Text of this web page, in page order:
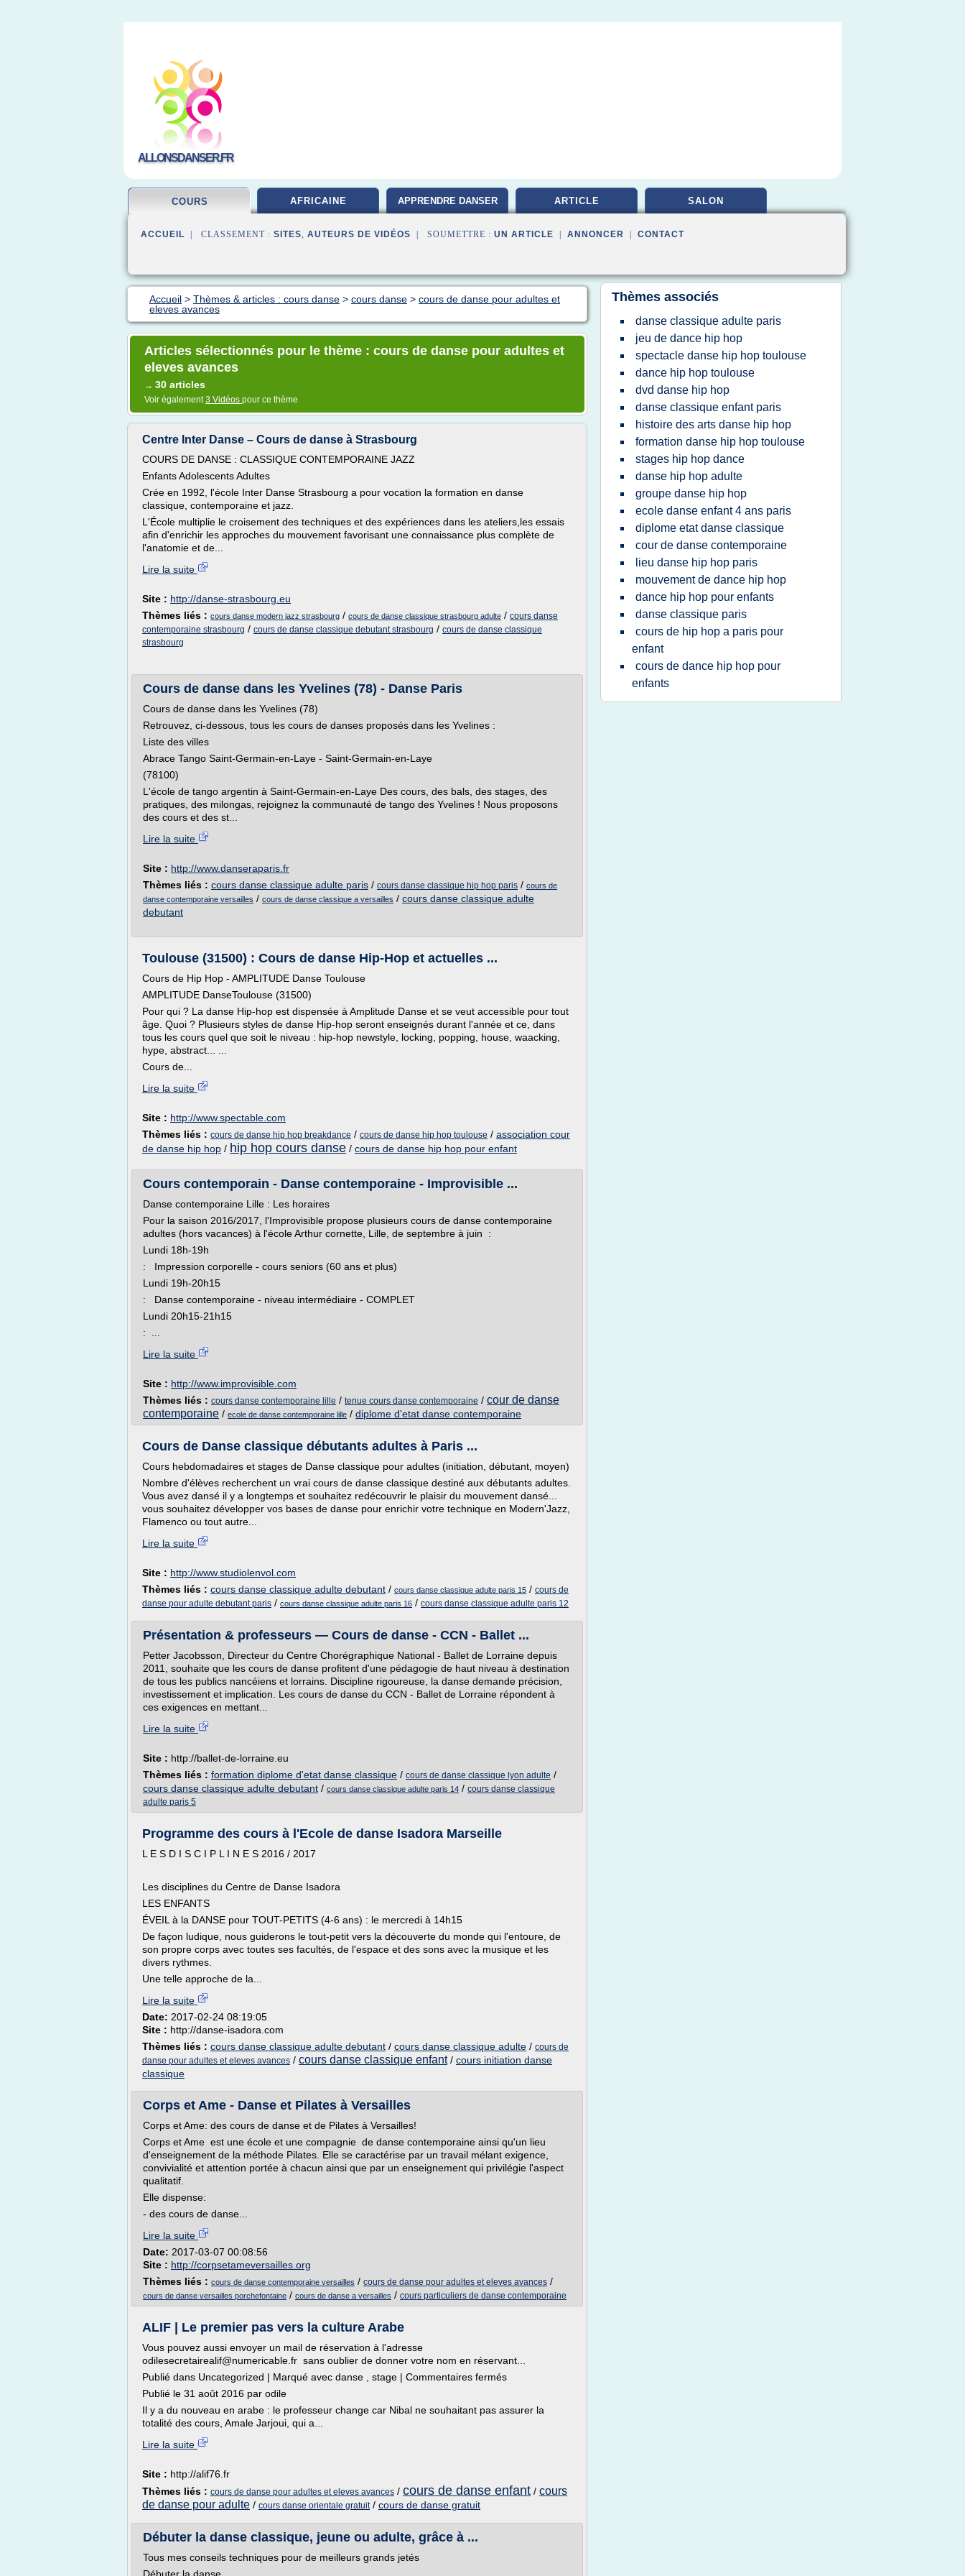
ALLONSDANSER.FR
COURS AFRICAINE APPRENDRE DANSER ARTICLE SALON
ACCUEIL | CLASSEMENT : SITES, AUTEURS DE VIDÉOS | SOUMETTRE : UN ARTICLE ANNONCER CONTACT
Accueil > Thèmes & articles : cours danse > cours danse > cours de danse pour adultes et
eleves avances
Articles sélectionnés pour le thème : cours de danse pour adultes et
eleves avances
→ 30 articles
Voir également3 Vidéos pour ce thème
Centre Inter Danse – Cours de danse à Strasbourg
COURS DE DANSE : CLASSIQUE CONTEMPORAINE JAZZ
Enfants Adolescents Adultes
Crée en 1992, l'école Inter Danse Strasbourg a pour vocation la formation en danse
classique, contemporaine et jazz.
L'École multiplie le croisement des techniques et des expériences dans les ateliers,les essais
afin d'enrichir les approches du mouvement favorisant une connaissance plus complète de
l'anatomie et de...
Lire la suite
Site : http://danse-strasbourg.eu
Thèmes liés : cours danse modern jazz strasbourg / cours de danse classique strasbourg adulte / cours danse
contemporaine strasbourg / cours de danse classique debutant strasbourg / cours de danse classique
strasbourg
Cours de danse dans les Yvelines (78) - Danse Paris
Cours de danse dans les Yvelines (78)
Retrouvez, ci-dessous, tous les cours de danses proposés dans les Yvelines :
Liste des villes
Abrace Tango Saint-Germain-en-Laye - Saint-Germain-en-Laye
(78100)
L'école de tango argentin à Saint-Germain-en-Laye Des cours, des bals, des stages, des
pratiques, des milongas, rejoignez la communauté de tango des Yvelines ! Nous proposons
des cours et des st...
Lire la suite
Site : http://www.danseraparis.fr
Thèmes liés : cours danse classique adulte paris / cours danse classique hip hop paris / cours de
danse contemporaine versailles / cours de danse classique a versailles / cours danse classique adulte
debutant
Toulouse (31500) : Cours de danse Hip-Hop et actuelles ...
Cours de Hip Hop - AMPLITUDE Danse Toulouse
AMPLITUDE DanseToulouse (31500)
Pour qui ? La danse Hip-hop est dispensée à Amplitude Danse et se veut accessible pour tout
âge. Quoi ? Plusieurs styles de danse Hip-hop seront enseignés durant l'année et ce, dans
tous les cours quel que soit le niveau : hip-hop newstyle, locking, popping, house, waacking,
hype, abstract... ...
Cours de...
Lire la suite
Site : http://www.spectable.com
Thèmes liés : cours de danse hip hop breakdance / cours de danse hip hop toulouse / association cour
de danse hip hop / hip hop cours danse / cours de danse hip hop pour enfant
Cours contemporain - Danse contemporaine - Improvisible ...
Danse contemporaine Lille : Les horaires
Pour la saison 2016/2017, l'Improvisible propose plusieurs cours de danse contemporaine
adultes (hors vacances) à l'école Arthur cornette, Lille, de septembre à juin :
Lundi 18h-19h
: Impression corporelle - cours seniors (60 ans et plus)
Lundi 19h-20h15
: Danse contemporaine - niveau intermédiaire - COMPLET
Lundi 20h15-21h15
: ...
Lire la suite
Site : http://www.improvisible.com
Thèmes liés : cours danse contemporaine lille / tenue cours danse contemporaine / cour de danse
contemporaine / ecole de danse contemporaine lille / diplome d'etat danse contemporaine
Cours de Danse classique débutants adultes à Paris ...
Cours hebdomadaires et stages de Danse classique pour adultes (initiation, débutant, moyen)
Nombre d'élèves recherchent un vrai cours de danse classique destiné aux débutants adultes.
Vous avez dansé il y a longtemps et souhaitez redécouvrir le plaisir du mouvement dansé...
vous souhaitez développer vos bases de danse pour enrichir votre technique en Modern'Jazz,
Flamenco ou tout autre...
Lire la suite
Site : http://www.studiolenvol.com
Thèmes liés : cours danse classique adulte debutant / cours danse classique adulte paris 15 / cours de
danse pour adulte debutant paris / cours danse classique adulte paris 16 / cours danse classique adulte paris 12
Présentation & professeurs — Cours de danse - CCN - Ballet ...
Petter Jacobsson, Directeur du Centre Chorégraphique National - Ballet de Lorraine depuis
2011, souhaite que les cours de danse profitent d'une pédagogie de haut niveau à destination
de tous les publics nancéiens et lorrains. Discipline rigoureuse, la danse demande précision,
investissement et implication. Les cours de danse du CCN - Ballet de Lorraine répondent à
ces exigences en mettant...
Lire la suite
Site : http://ballet-de-lorraine.eu
Thèmes liés : formation diplome d'etat danse classique / cours de danse classique lyon adulte /
cours danse classique adulte debutant / cours danse classique adulte paris 14 / cours danse classique
adulte paris 5
Programme des cours à l'Ecole de danse Isadora Marseille
L E S D I S C I P L I N E S 2016 / 2017
Les disciplines du Centre de Danse Isadora
LES ENFANTS
ÉVEIL à la DANSE pour TOUT-PETITS (4-6 ans) : le mercredi à 14h15
De façon ludique, nous guiderons le tout-petit vers la découverte du monde qui l'entoure, de
son propre corps avec toutes ses facultés, de l'espace et des sons avec la musique et les
divers rythmes.
Une telle approche de la...
Lire la suite
Date: 2017-02-24 08:19:05
Site : http://danse-isadora.com
Thèmes liés : cours danse classique adulte debutant / cours danse classique adulte / cours de
danse pour adultes et eleves avances / cours danse classique enfant/ cours initiation danse
classique
Corps et Ame - Danse et Pilates à Versailles
Corps et Ame: des cours de danse et de Pilates à Versailles!
Corps et Ame est une école et une compagnie de danse contemporaine ainsi qu'un lieu
d'enseignement de la méthode Pilates. Elle se caractérise par un travail mélant exigence,
convivialité et attention portée à chacun ainsi que par un enseignement qui privilégie l'aspect
qualitatif.
Elle dispense:
- des cours de danse...
Lire la suite
Date: 2017-03-07 00:08:56
Site : http://corpsetameversailles.org
Thèmes liés : cours de danse contemporaine versailles / cours de danse pour adultes et eleves avances /
cours de danse versailles porchefontaine / cours de danse a versailles / cours particuliers de danse contemporaine
ALIF | Le premier pas vers la culture Arabe
Vous pouvez aussi envoyer un mail de réservation à l'adresse
odilesecretairealif@numericable.fr sans oublier de donner votre nom en réservant...
Publié dans Uncategorized | Marqué avec danse , stage | Commentaires fermés
Publié le 31 août 2016 par odile
Il y a du nouveau en arabe : le professeur change car Nibal ne souhaitant pas assurer la
totalité des cours, Amale Jarjoui, qui a...
Lire la suite
Site : http://alif76.fr
Thèmes liés : cours de danse pour adultes et eleves avances / cours de danse enfant / cours
de danse pour adulte / cours danse orientale gratuit/ cours de danse gratuit
Débuter la danse classique, jeune ou adulte, grâce à ...
Tous mes conseils techniques pour de meilleurs grands jetés
Thèmes associés
danse classique adulte paris
jeu de dance hip hop
spectacle danse hip hop toulouse
dance hip hop toulouse
dvd danse hip hop
danse classique enfant paris
histoire des arts danse hip hop
formation danse hip hop toulouse
stages hip hop dance
danse hip hop adulte
groupe danse hip hop
ecole danse enfant 4 ans paris
diplome etat danse classique
cour de danse contemporaine
lieu danse hip hop paris
mouvement de dance hip hop
dance hip hop pour enfants
danse classique paris
cours de hip hop a paris pour
enfant
cours de dance hip hop pour
enfants